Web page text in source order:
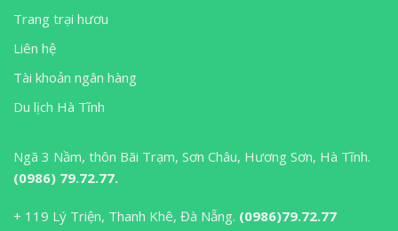
Trang trại hươu
Liên hệ
Tài khoản ngân hàng
Du lịch Hà Tĩnh
Ngã 3 Nầm, thôn Bãi Trạm, Sơn Châu, Hương Sơn, Hà Tĩnh.
(0986) 79.72.77.
+ 119 Lý Triện, Thanh Khê, Đà Nẵng. (0986)79.72.77